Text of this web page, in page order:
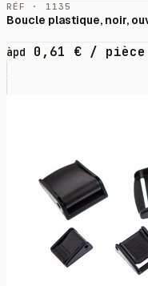
RÉF · 1135
Boucle plastique, noir,
àpd 0,61 € / pièce